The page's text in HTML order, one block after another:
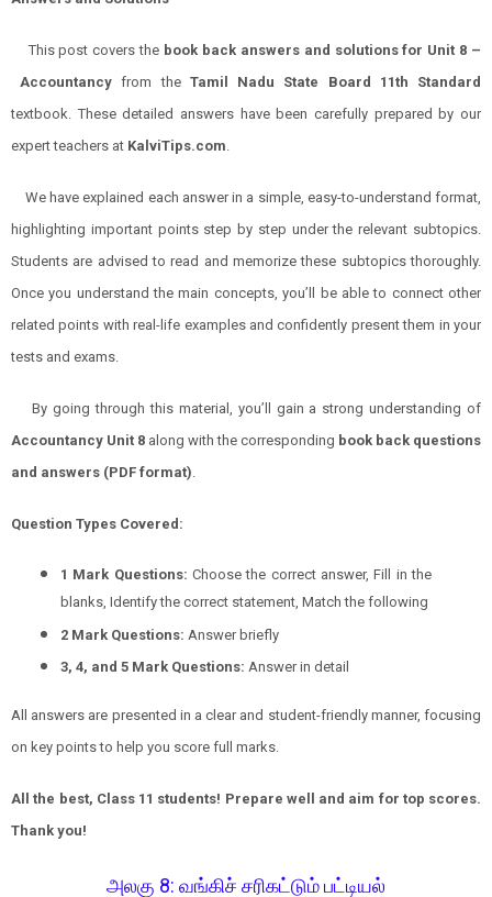
This post covers the book back answers and solutions for Unit 8 –
Accountancy from the Tamil Nadu State Board 11th Standard
textbook. These detailed answers have been carefully prepared by our
expert teachers at KalviTips.com.
We have explained each answer in a simple, easy-to-understand format,
highlighting important points step by step under the relevant subtopics.
Students are advised to read and memorize these subtopics thoroughly.
Once you understand the main concepts, you’ll be able to connect other
related points with real-life examples and confidently present them in your
tests and exams.
By going through this material, you’ll gain a strong understanding of
Accountancy Unit 8 along with the corresponding book back questions
and answers (PDF format).
Question Types Covered:
1 Mark Questions: Choose the correct answer, Fill in the
blanks, Identify the correct statement, Match the following
2 Mark Questions: Answer briefly
3, 4, and 5 Mark Questions: Answer in detail
All answers are presented in a clear and student-friendly manner, focusing
on key points to help you score full marks.
All the best, Class 11 students! Prepare well and aim for top scores.
Thank you!
அலகு 8: வங்கிச் சரிகட்டும் பட்டியல்